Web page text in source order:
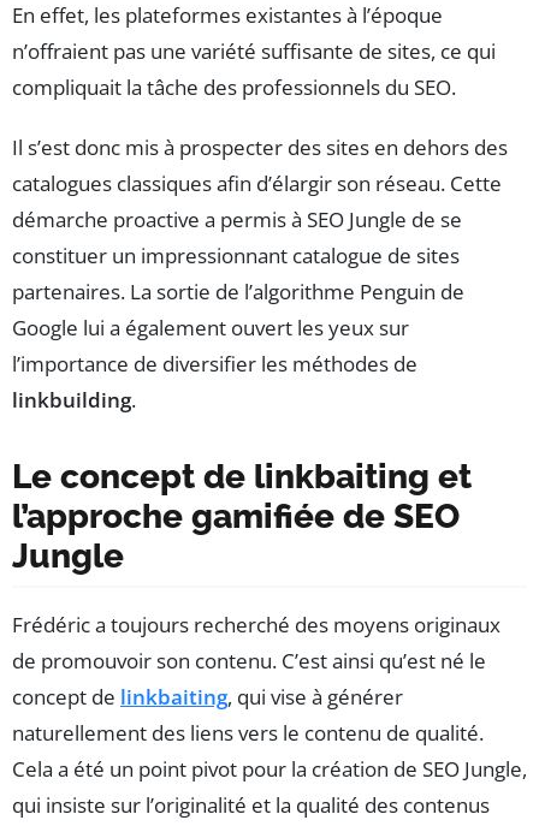
En effet, les plateformes existantes à l’époque
n’offraient pas une variété suffisante de sites, ce qui
compliquait la tâche des professionnels du SEO.
Il s’est donc mis à prospecter des sites en dehors des
catalogues classiques afin d’élargir son réseau. Cette
démarche proactive a permis à SEO Jungle de se
constituer un impressionnant catalogue de sites
partenaires. La sortie de l’algorithme Penguin de
Google lui a également ouvert les yeux sur
l’importance de diversifier les méthodes de
linkbuilding.
Le concept de linkbaiting et
l’approche gamifiée de SEO
Jungle
Frédéric a toujours recherché des moyens originaux
de promouvoir son contenu. C’est ainsi qu’est né le
concept de linkbaiting, qui vise à générer
naturellement des liens vers le contenu de qualité.
Cela a été un point pivot pour la création de SEO Jungle,
qui insiste sur l’originalité et la qualité des contenus